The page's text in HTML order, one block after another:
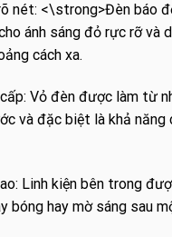
nét: <\strong>Đèn báo
ánh sáng đỏ rực rỡ và
cách xa.
Vỏ đèn được làm từ
và đặc biệt là khả
Linh kiện bên trong
bóng hay mờ sáng sau